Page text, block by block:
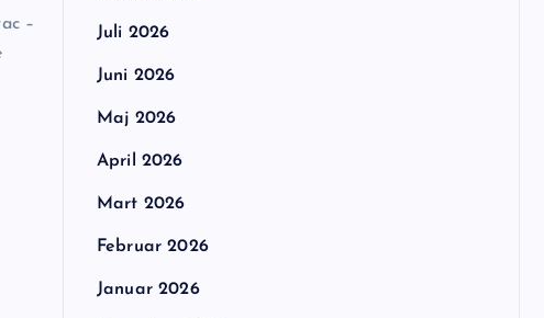
–
Juli 2026
Juni 2026
Maj 2026
April 2026
Mart 2026
Februar 2026
Januar 2026